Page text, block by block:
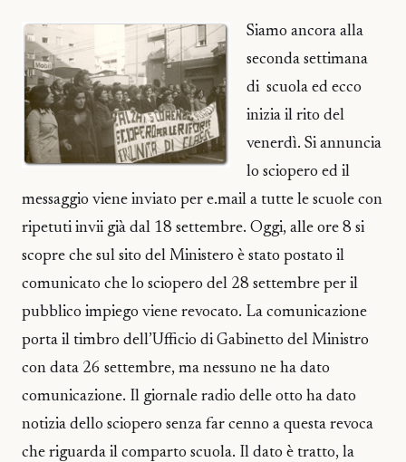
Siamo ancora alla
seconda settimana
di scuola ed ecco
inizia il rito del
venerdì. Si annuncia
lo sciopero ed il
messaggio viene inviato per e.mail a tutte le scuole con
ripetuti invii già dal 18 settembre. Oggi, alle ore 8 si
scopre che sul sito del Ministero è stato postato il
comunicato che lo sciopero del 28 settembre per il
pubblico impiego viene revocato. La comunicazione
porta il timbro dell’Ufficio di Gabinetto del Ministro
con data 26 settembre, ma nessuno ne ha dato
comunicazione. Il giornale radio delle otto ha dato
notizia dello sciopero senza far cenno a questa revoca
che riguarda il comparto scuola. Il dato è tratto, la